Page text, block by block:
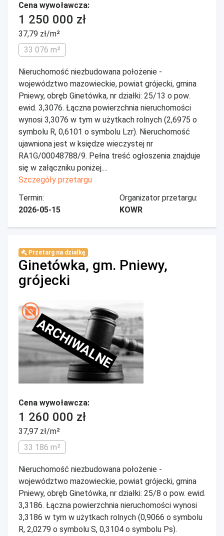
Cena wywoławcza:
1 250 000 zł
37,79 zł/m²
33 076 m²
Nieruchomość niezbudowana położenie -
województwo mazowieckie, powiat grójecki, gmina
Pniewy, obręb Ginetówka, nr działki: 25/13 o pow.
ewid. 3,3076. Łączna powierzchnia nieruchomości
wynosi 3,3076 w tym w użytkach rolnych (2,6975 o
symbolu R, 0,6101 o symbolu Lzr). Nieruchomość
ujawniona jest w księdze wieczystej nr
RA1G/00048788/9. Pełna treść ogłoszenia znajduje
się w załączniku poniżej....
Szczegóły przetargu
Termin:
2026-05-15
Organizator przetargu:
KOWR
Przetarg na działkę
Ginetówka, gm. Pniewy,
grójecki
ARCHIWALNE
Cena wywoławcza:
1 260 000 zł
37,97 zł/m²
33 186 m²
Nieruchomość niezbudowana położenie -
województwo mazowieckie, powiat grójecki, gmina
Pniewy, obręb Ginetówka, nr działki: 25/8 o pow. ewid.
3,3186. Łączna powierzchnia nieruchomości wynosi
3,3186 w tym w użytkach rolnych (0,9066 o symbolu
R, 2,0279 o symbolu S, 0,3104 o symbolu Ps).